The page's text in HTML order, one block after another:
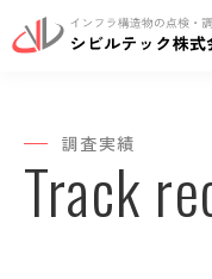
調査実績
Track